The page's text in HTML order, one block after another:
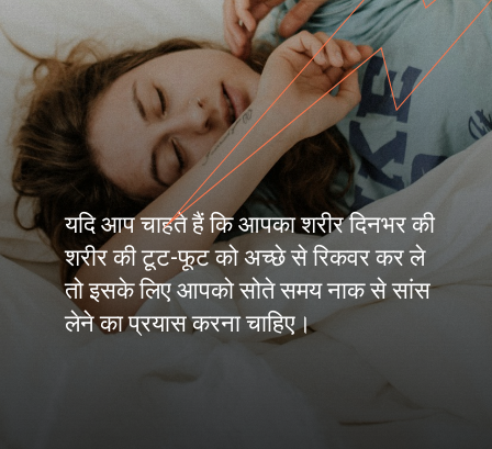
यदि आप चाहते हैं कि आपका शरीर दिनभर की
शरीर की टूट-फूट को अच्छे से रिकवर कर ले
तो इसके लिए आपको सोते समय नाक से सांस
लेने का प्रयास करना चाहिए।